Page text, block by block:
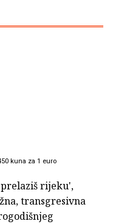
kuna za 1 euro
rijeku',
transgresivna